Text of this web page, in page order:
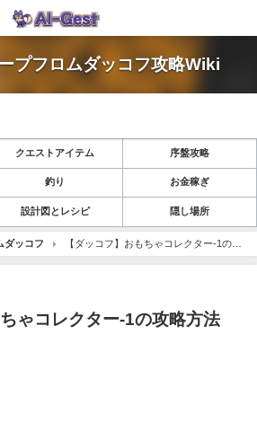
プフロムダッコフ攻略Wiki
クエストアイテム 序盤攻略
釣り お金稼ぎ
設計図とレシピ 隠し場所
ダッコフ
【ダッコフ】おもちゃコレクター-1の攻
ゃコレクター-1の攻略方法